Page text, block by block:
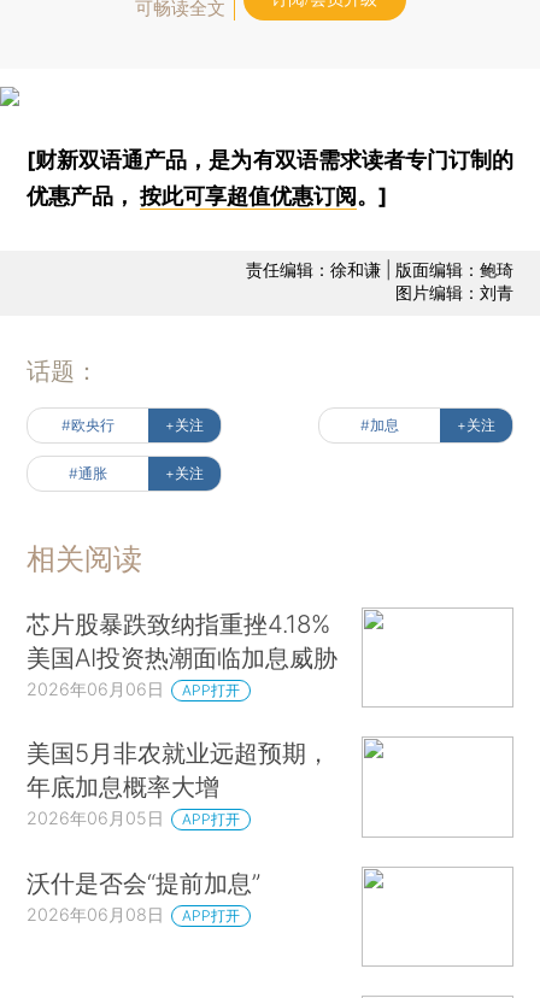
可畅读全文
[财新双语通产品，是为有双语需求读者专门订制的
优惠产品，按此可享超值优惠订阅 。]
责任编辑：徐和谦 | 版面编辑：鲍琦
图片编辑：刘青
话题：
#欧央行 +关注 #加息 +关注
#通胀 +关注
相关阅读
芯片股暴跌致纳指重挫4.18%
美国AI投资热潮面临加息威胁
2026年06月06日 APP打开
美国5月非农就业远超预期，
年底加息概率大增
2026年06月05日 APP打开
沃什是否会“提前加息”
2026年06月08日 APP打开